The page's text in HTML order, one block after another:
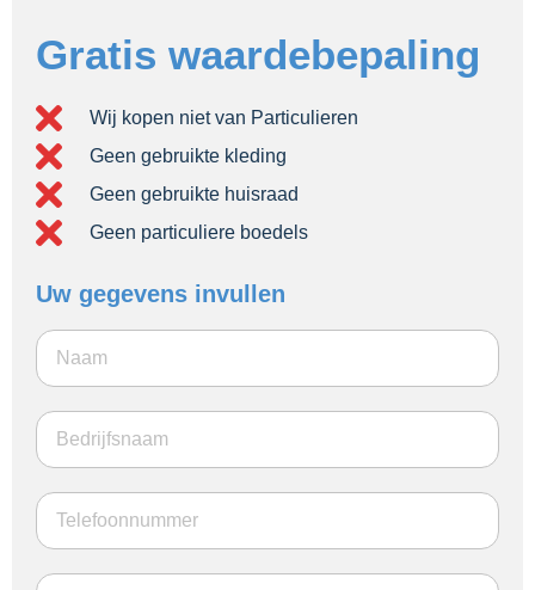
Gratis waardebepaling
Wij kopen niet van Particulieren
Geen gebruikte kleding
Geen gebruikte huisraad
Geen particuliere boedels
Uw gegevens invullen